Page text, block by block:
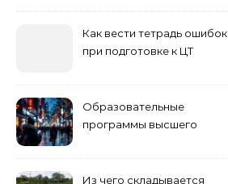
Как вести тетрадь ошибок
при подготовке к ЦТ
Образовательные
программы высшего
Из чего складывается